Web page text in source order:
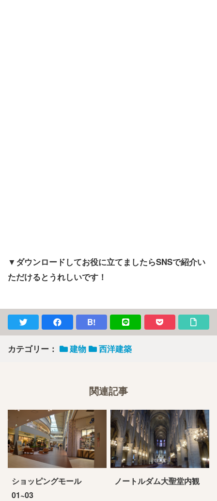
▼ダウンロードしてお役に立てましたらSNSで紹介い
ただけるとうれしいです！
B!
カテゴリー： 建物 西洋建築
関連記事
ショッピングモール
01~03
ノートルダム大聖堂内観